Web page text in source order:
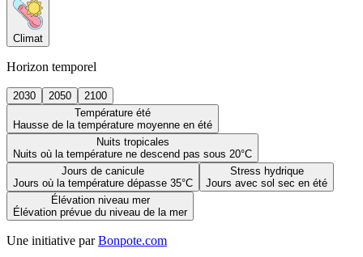
Climat
Horizon temporel
2030 2050
2100
Température été
Hausse de la température moyenne en été
Nuits tropicales
Nuits où la température ne descend pas sous 20°C
Jours de canicule
Jours où la température dépasse 35°C
Stress hydrique
Jours avec sol sec en été
Élévation niveau mer
Élévation prévue du niveau de la mer
Une initiative par Bonpote.com